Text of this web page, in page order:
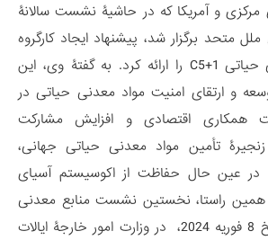
و آمریکا که در حاشیۀ نشست سالانۀ
متحد برگزار شد، پیشنهاد ایجاد کارگروه
مذاکرات منابع معدنی حیاتی C5+1 را ارائه کرد. به گفتۀ وی، این
و ارتقای امنیت مواد معدنی حیاتی در
همکاری اقتصادی و افزایش مشارکت
تأمین مواد معدنی حیاتی جهانی،
در عین حال حفاظت از اکوسیستم آسیای
راستا، نخستین نشست منابع معدنی
C5+1 در تاریخ 8 فوریه 2024، در وزارت امور خارجۀ ایالات